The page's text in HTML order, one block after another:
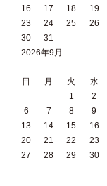
16
17 18 19
23
24 25 26
30
31
2026年9月
日 月 火 水
1
2
6
7 8 9
13
14 15 16
20
21 22 23
27
28 29 30